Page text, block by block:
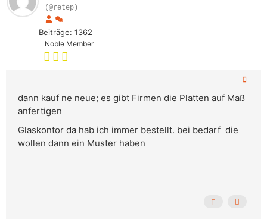
(@retep)
Beiträge: 1362
Noble Member
dann kauf ne neue; es gibt Firmen die Platten auf Maß
anfertigen
Glaskontor da hab ich immer bestellt. bei bedarf die
wollen dann ein Muster haben